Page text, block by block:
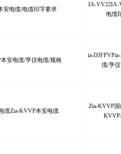
IA-VV22IA-
电缆
ia-
缆/亨
Zia-KVVP
KVVP